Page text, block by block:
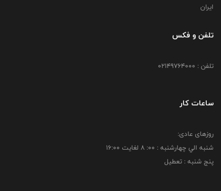
ایران
تلفن و فکس
تلفن : 02149764000
ساعات کار
روزهای عادی:
شنبه الي چهارشنبه : 00: 8 لغايت 16:00
پنج شنبه : تعطیل